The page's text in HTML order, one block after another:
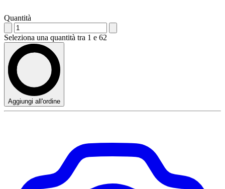
Quantità
Seleziona una quantità tra 1 e 62
Aggiungi all'ordine